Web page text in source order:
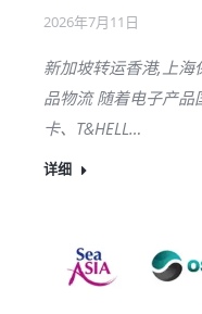
2026年7月11日
新加坡转运香港,上
品物流 随着电子产品
卡、T&HELL…
详细